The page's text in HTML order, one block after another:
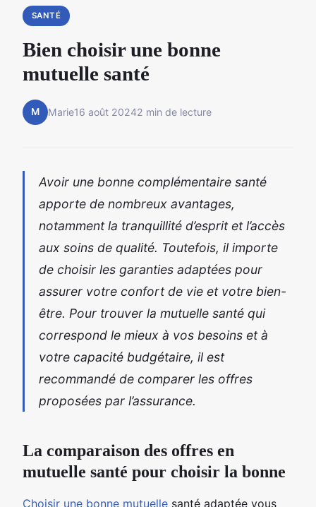
SANTÉ
Bien choisir une bonne
mutuelle santé
M Marie16 août 20242 min de lecture
Avoir une bonne complémentaire santé
apporte de nombreux avantages,
notamment la tranquillité d’esprit et l’accès
aux soins de qualité. Toutefois, il importe
de choisir les garanties adaptées pour
assurer votre confort de vie et votre bien-
être. Pour trouver la mutuelle santé qui
correspond le mieux à vos besoins et à
votre capacité budgétaire, il est
recommandé de comparer les offres
proposées par l’assurance.
La comparaison des offres en
mutuelle santé pour choisir la bonne
Choisir une bonne mutuelle santé adaptée vous